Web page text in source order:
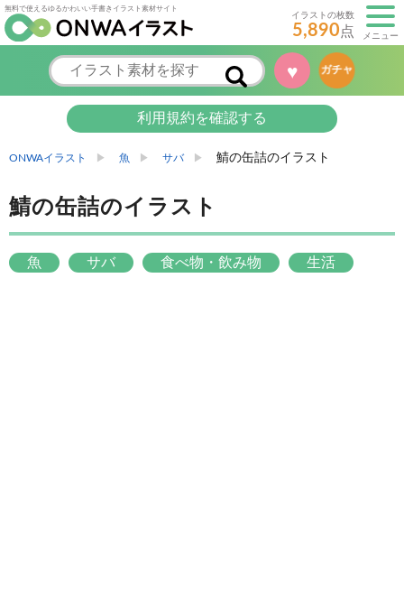
無料で使えるゆるかわいい手書きイラスト素材サイト
イラストの枚数
5,890点 メニュー
♥ ガチャ
利用規約を確認する
ONWAイラスト 魚 サバ 鯖の缶詰のイラスト
鯖の缶詰のイラスト
魚 サバ 食べ物・飲み物 生活